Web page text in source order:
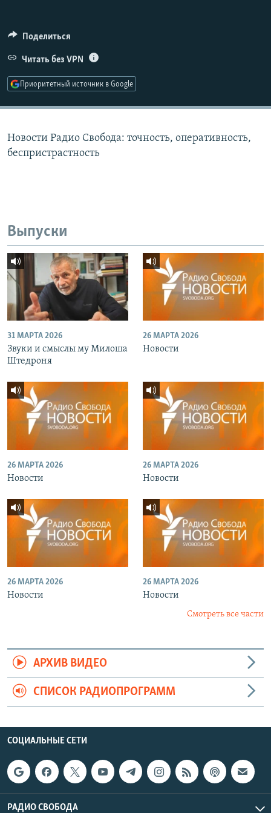
ПОДПИШИТЕСЬ НА РАССЫЛКУ
СОЦИАЛЬНЫЕ СЕТИ
Поделиться
Читать без VPN
Приоритетный источник в Google
Новости Радио Свобода: точность, оперативность,
беспристрастность
Выпуски
31 МАРТА 2026
Звуки и смыслы му Милоша
Штедроня
26 МАРТА 2026
Новости
26 МАРТА 2026
Новости
26 МАРТА 2026
Новости
26 МАРТА 2026
Новости
26 МАРТА 2026
Новости
Смотреть все части
АРХИВ ВИДЕО
СПИСОК РАДИОПРОГРАММ
СОЦИАЛЬНЫЕ СЕТИ
РАДИО СВОБОДА